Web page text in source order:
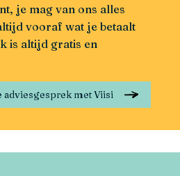
je mag van ons alles
vooraf wat je betaalt
is altijd gratis en
adviesgesprek met Viisi